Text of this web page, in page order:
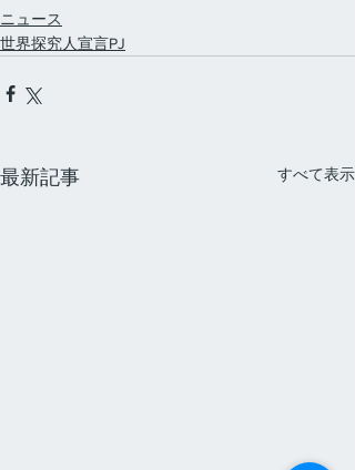
ニュース
世界探究人宣言PJ
最新記事 すべて表示